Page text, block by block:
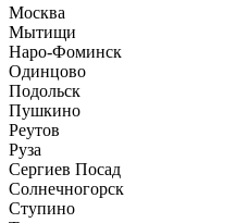
Москва
Мытищи
Наро-Фоминск
Одинцово
Подольск
Пушкино
Реутов
Руза
Сергиев Посад
Солнечногорск
Ступино